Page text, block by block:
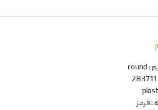
:
round
283711
:قرمز